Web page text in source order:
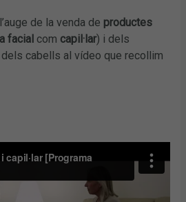
de la venda de productes
facial com capil·lar) i dels
dels cabells al vídeo que recollim